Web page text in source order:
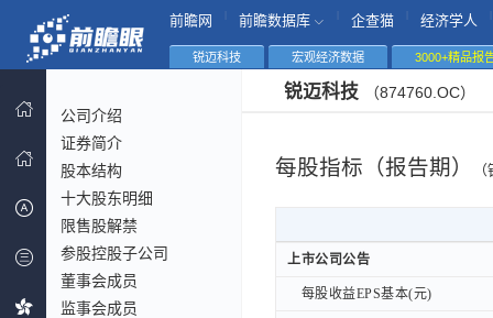
前瞻网 前瞻数据库 企查猫 经济学人
锐迈科技 宏观经济数据 3000+精品报
公司介绍
证券简介
股本结构
十大股东明细
限售股解禁
参股控股子公司
董事会成员
监事会成员
锐迈科技 （874760.OC）
每股指标（报告期）
上市公司公告
每股收益EPS基本(元)
上市公司公告
每股收益EPS基本(元)